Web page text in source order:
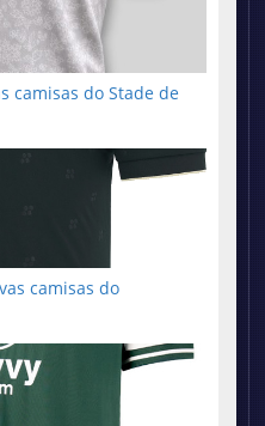
camisas do Stade de
camisas do